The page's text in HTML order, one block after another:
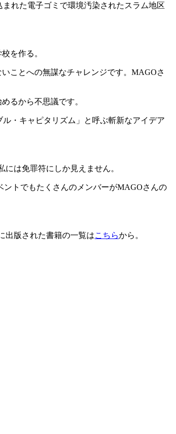
れた電子ゴミで環境汚染されたスラム地区
を作る。
ことへの無謀なチャレンジです。MAGOさ
るから不思議です。
・キャピタリズム」と呼ぶ斬新なアイデア
は免罪符にしか見えません。
トでもたくさんのメンバーがMAGOさんの
出版された書籍の一覧はこちらから。